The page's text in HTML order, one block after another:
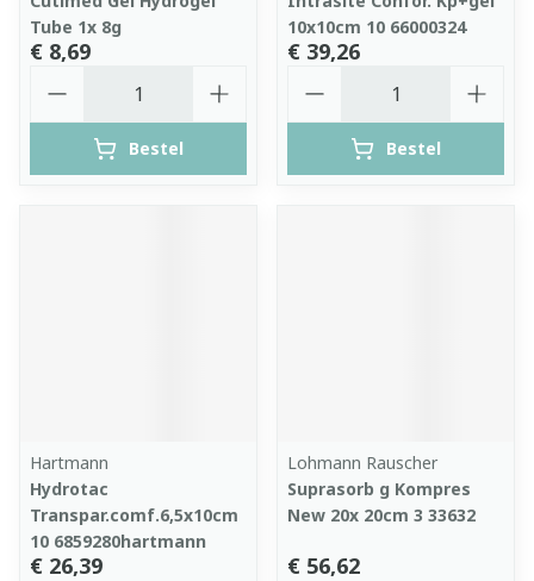
Tube 1x 8g
€ 8,69
Bestel
10x10cm 10 66000324
€ 39,26
Bestel
Hartmann
Hydrotac
Transpar.comf.6,5x10cm
10 6859280hartmann
€ 26,39
Lohmann Rauscher
Suprasorb g Kompres
New 20x 20cm 3 33632
€ 56,62